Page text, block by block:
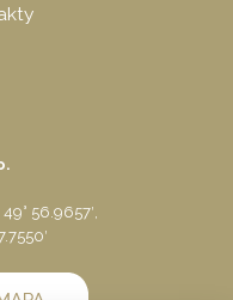
56.9657′,